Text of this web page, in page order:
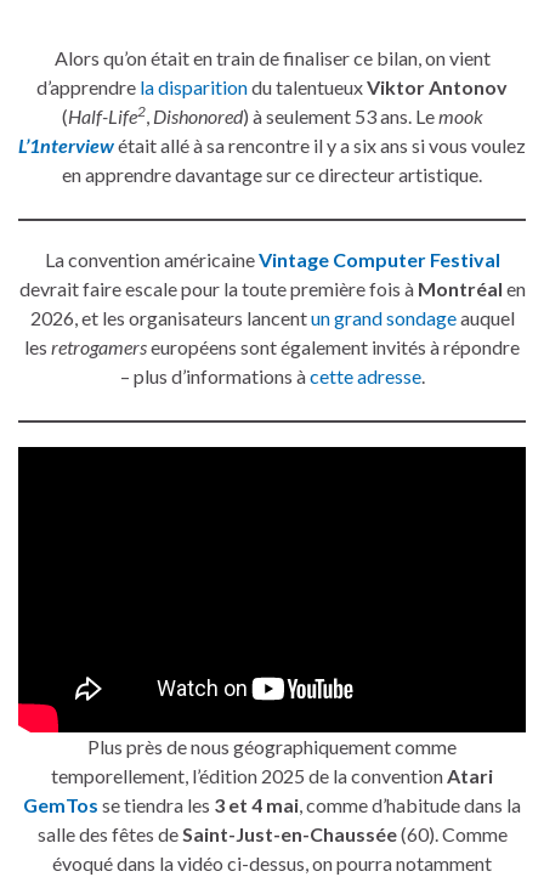
Alors qu’on était en train de finaliser ce bilan, on vient
d’apprendre la disparitiondu talentueuxViktor Antonov
(Half-Life2, Dishonored) à seulement 53 ans. Lemook
L’1nterviewétait allé à sa rencontre il y a six ans si vous voulez
en apprendre davantage sur ce directeur artistique.
La convention américaineVintage Computer Festival
devrait faire escale pour la toute première fois à Montréal en
2026, et les organisateurs lancentun grand sondageauquel
les retrogamerseuropéens sont également invités à répondre
– plus d’informations àcette adresse.
Plus près de nous géographiquement comme
temporellement, l’édition 2025 de la conventionAtari
GemTos se tiendra les 3 et 4 mai, comme d’habitude dans la
salle des fêtes deSaint-Just-en-Chaussée(60). Comme
évoqué dans la vidéo ci-dessus, on pourra notamment